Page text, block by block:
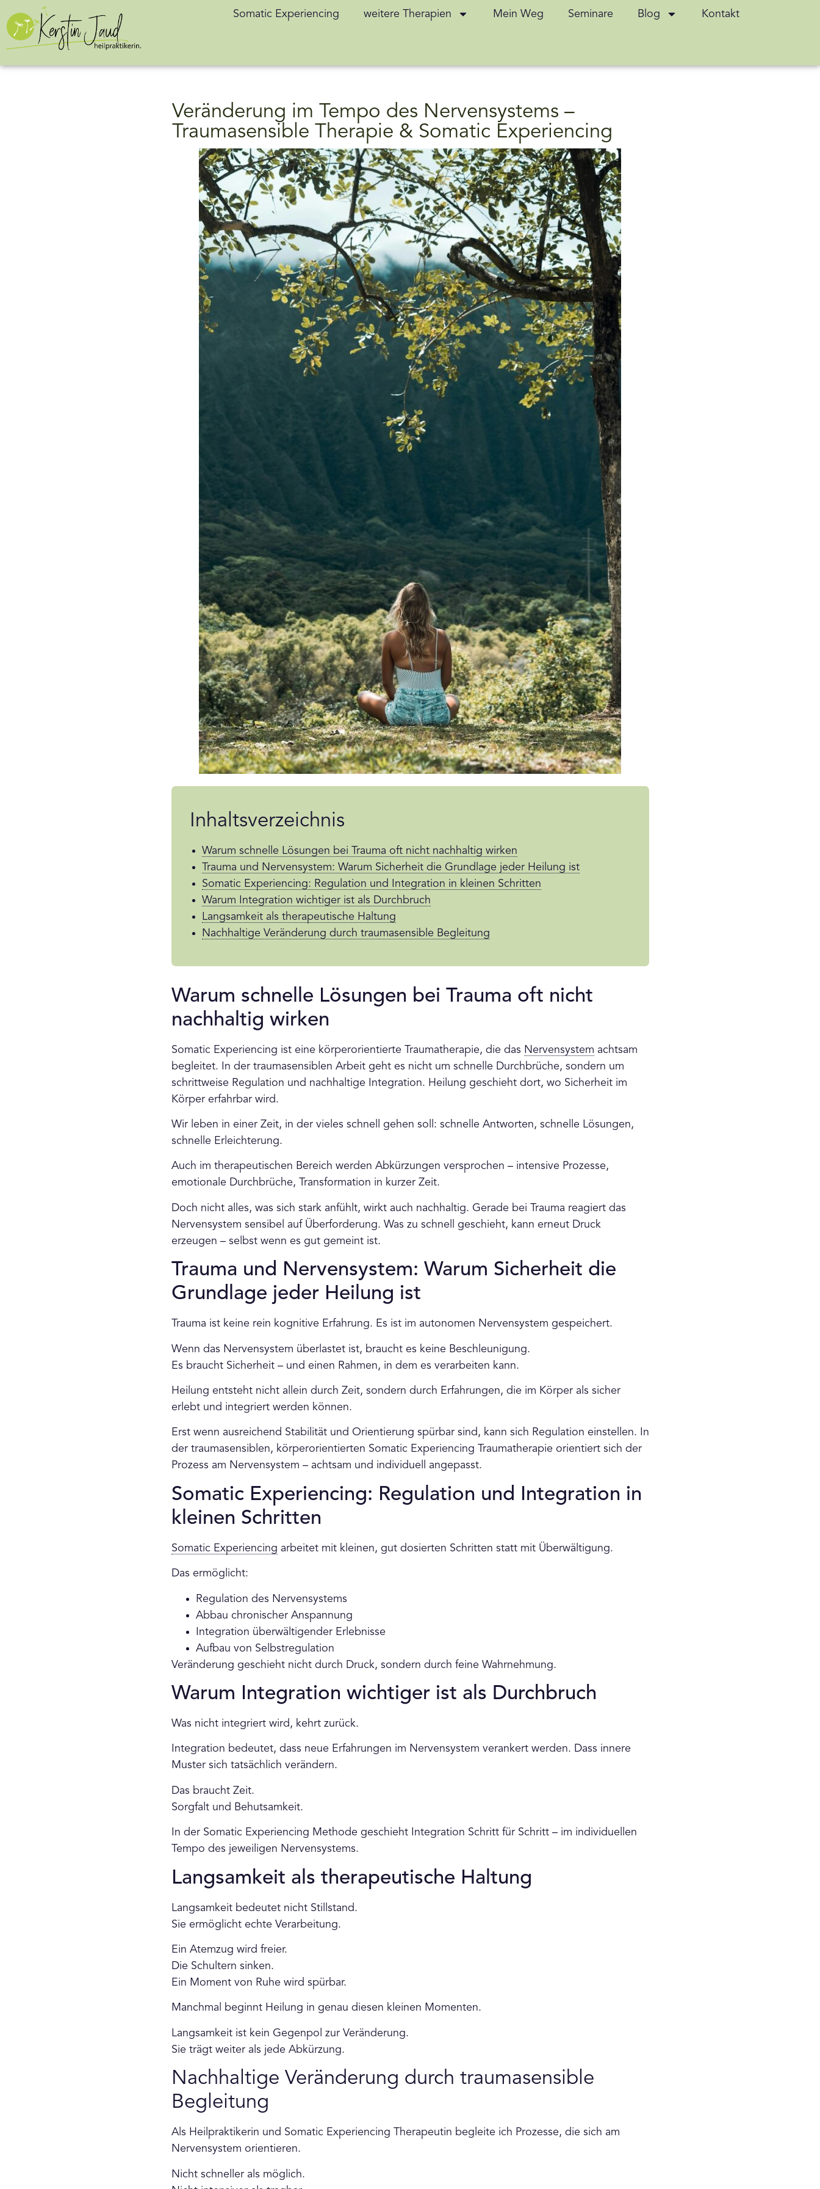
Somatic Experiencing weitere Therapien Mein Weg Seminare Blog Kontakt
Veränderung im Tempo des Nervensystems –
Traumasensible Therapie & Somatic Experiencing
Inhaltsverzeichnis
Warum schnelle Lösungen bei Trauma oft nicht nachhaltig wirken
Trauma und Nervensystem: Warum Sicherheit die Grundlage jeder Heilung ist
Somatic Experiencing: Regulation und Integration in kleinen Schritten
Warum Integration wichtiger ist als Durchbruch
Langsamkeit als therapeutische Haltung
Nachhaltige Veränderung durch traumasensible Begleitung
Warum schnelle Lösungen bei Trauma oft nicht
nachhaltig wirken
Somatic Experiencing ist eine körperorientierte Traumatherapie, die das Nervensystem achtsam
begleitet. In der traumasensiblen Arbeit geht es nicht um schnelle Durchbrüche, sondern um
schrittweise Regulation und nachhaltige Integration. Heilung geschieht dort, wo Sicherheit im
Körper erfahrbar wird.
Wir leben in einer Zeit, in der vieles schnell gehen soll: schnelle Antworten, schnelle Lösungen,
schnelle Erleichterung.
Auch im therapeutischen Bereich werden Abkürzungen versprochen – intensive Prozesse,
emotionale Durchbrüche, Transformation in kurzer Zeit.
Doch nicht alles, was sich stark anfühlt, wirkt auch nachhaltig. Gerade bei Trauma reagiert das
Nervensystem sensibel auf Überforderung. Was zu schnell geschieht, kann erneut Druck
erzeugen – selbst wenn es gut gemeint ist.
Trauma und Nervensystem: Warum Sicherheit die
Grundlage jeder Heilung ist
Trauma ist keine rein kognitive Erfahrung. Es ist im autonomen Nervensystem gespeichert.
Wenn das Nervensystem überlastet ist, braucht es keine Beschleunigung.
Es braucht Sicherheit – und einen Rahmen, in dem es verarbeiten kann.
Heilung entsteht nicht allein durch Zeit, sondern durch Erfahrungen, die im Körper als sicher
erlebt und integriert werden können.
Erst wenn ausreichend Stabilität und Orientierung spürbar sind, kann sich Regulation einstellen. In
der traumasensiblen, körperorientierten Somatic Experiencing Traumatherapie orientiert sich der
Prozess am Nervensystem – achtsam und individuell angepasst.
Somatic Experiencing: Regulation und Integration in
kleinen Schritten
Somatic Experiencing arbeitet mit kleinen, gut dosierten Schritten statt mit Überwältigung.
Das ermöglicht:
Regulation des Nervensystems
Abbau chronischer Anspannung
Integration überwältigender Erlebnisse
Aufbau von Selbstregulation
Veränderung geschieht nicht durch Druck, sondern durch feine Wahrnehmung.
Warum Integration wichtiger ist als Durchbruch
Was nicht integriert wird, kehrt zurück.
Integration bedeutet, dass neue Erfahrungen im Nervensystem verankert werden. Dass innere
Muster sich tatsächlich verändern.
Das braucht Zeit.
Sorgfalt und Behutsamkeit.
In der Somatic Experiencing Methode geschieht Integration Schritt für Schritt – im individuellen
Tempo des jeweiligen Nervensystems.
Langsamkeit als therapeutische Haltung
Langsamkeit bedeutet nicht Stillstand.
Sie ermöglicht echte Verarbeitung.
Ein Atemzug wird freier.
Die Schultern sinken.
Ein Moment von Ruhe wird spürbar.
Manchmal beginnt Heilung in genau diesen kleinen Momenten.
Langsamkeit ist kein Gegenpol zur Veränderung.
Sie trägt weiter als jede Abkürzung.
Nachhaltige Veränderung durch traumasensible
Begleitung
Als Heilpraktikerin und Somatic Experiencing Therapeutin begleite ich Prozesse, die sich am
Nervensystem orientieren.
Nicht schneller als möglich.